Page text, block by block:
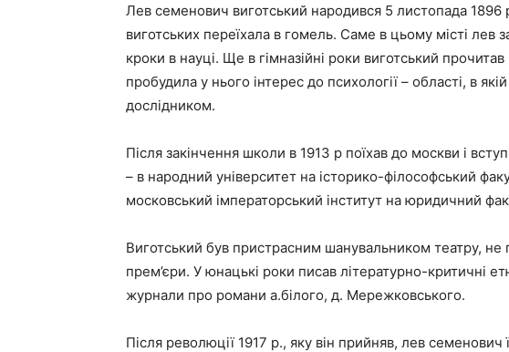
Лев семенович виготський народився 5 листопада 1896
виготських переїхала в гомель. Саме в цьому місті лев
кроки в науці. Ще в гімназійні роки виготський
пробудила у нього інтерес до психології – області, в
дослідником.
Після закінчення школи в 1913 р поїхав до москви і
– в народний університет на історико-філософський
московський імператорський інститут на юридичний
Виготський був пристрасним шанувальником театру, не
прем’єри. У юнацькі роки писав літературно-критичні
журнали про романи а.білого, д. Мережковського.
Після революції 1917 р., яку він прийняв, лев семенович